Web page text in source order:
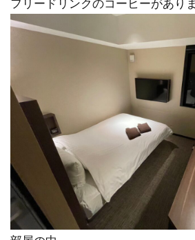
フリードリンクのコーヒーがあり